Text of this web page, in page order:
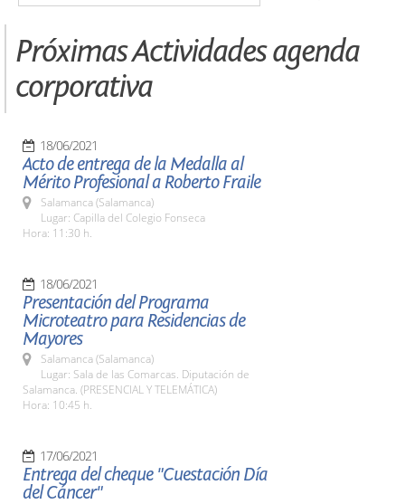
Próximas Actividades agenda
corporativa
18/06/2021
Acto de entrega de la Medalla al
Mérito Profesional a Roberto Fraile
Salamanca (Salamanca)
Lugar: Capilla del Colegio Fonseca
Hora: 11:30 h.
18/06/2021
Presentación del Programa
Microteatro para Residencias de
Mayores
Salamanca (Salamanca)
Lugar: Sala de las Comarcas. Diputación de
Salamanca. (PRESENCIAL Y TELEMÁTICA)
Hora: 10:45 h.
17/06/2021
Entrega del cheque "Cuestación Día
del Cáncer"